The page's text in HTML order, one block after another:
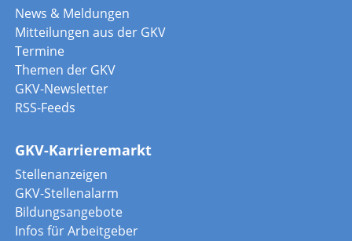
News & Meldungen
Mitteilungen aus der GKV
Termine
Themen der GKV
GKV-Newsletter
RSS-Feeds
GKV-Karrieremarkt
Stellenanzeigen
GKV-Stellenalarm
Bildungsangebote
Infos für Arbeitgeber